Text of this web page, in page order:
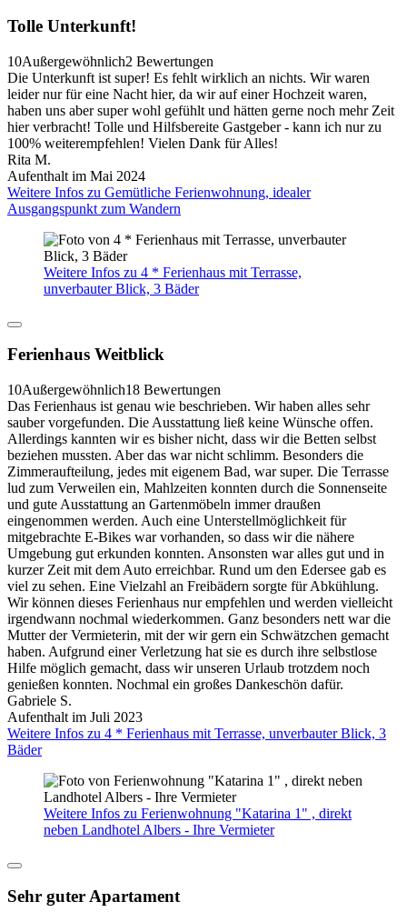
Tolle Unterkunft!
10Außergewöhnlich2 Bewertungen
Die Unterkunft ist super! Es fehlt wirklich an nichts. Wir waren
leider nur für eine Nacht hier, da wir auf einer Hochzeit waren,
haben uns aber super wohl gefühlt und hätten gerne noch mehr Zeit
hier verbracht! Tolle und Hilfsbereite Gastgeber - kann ich nur zu
100% weiterempfehlen! Vielen Dank für Alles!
Rita M.
Aufenthalt im Mai 2024
Weitere Infos zu Gemütliche Ferienwohnung, idealer
Ausgangspunkt zum Wandern
Weitere Infos zu 4 * Ferienhaus mit Terrasse,
unverbauter Blick, 3 Bäder
Ferienhaus Weitblick
10Außergewöhnlich18 Bewertungen
Das Ferienhaus ist genau wie beschrieben. Wir haben alles sehr
sauber vorgefunden. Die Ausstattung ließ keine Wünsche offen.
Allerdings kannten wir es bisher nicht, dass wir die Betten selbst
beziehen mussten. Aber das war nicht schlimm. Besonders die
Zimmeraufteilung, jedes mit eigenem Bad, war super. Die Terrasse
lud zum Verweilen ein, Mahlzeiten konnten durch die Sonnenseite
und gute Ausstattung an Gartenmöbeln immer draußen
eingenommen werden. Auch eine Unterstellmöglichkeit für
mitgebrachte E-Bikes war vorhanden, so dass wir die nähere
Umgebung gut erkunden konnten. Ansonsten war alles gut und in
kurzer Zeit mit dem Auto erreichbar. Rund um den Edersee gab es
viel zu sehen. Eine Vielzahl an Freibädern sorgte für Abkühlung.
Wir können dieses Ferienhaus nur empfehlen und werden vielleicht
irgendwann nochmal wiederkommen. Ganz besonders nett war die
Mutter der Vermieterin, mit der wir gern ein Schwätzchen gemacht
haben. Aufgrund einer Verletzung hat sie es durch ihre selbstlose
Hilfe möglich gemacht, dass wir unseren Urlaub trotzdem noch
genießen konnten. Nochmal ein großes Dankeschön dafür.
Gabriele S.
Aufenthalt im Juli 2023
Weitere Infos zu 4 * Ferienhaus mit Terrasse, unverbauter Blick, 3
Bäder
Weitere Infos zu Ferienwohnung "Katarina 1" , direkt
neben Landhotel Albers - Ihre Vermieter
Sehr guter Apartament